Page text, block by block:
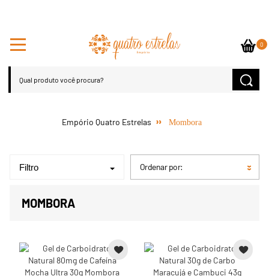
0
Mombora
MOMBORA
Ordenar por:
Filtro